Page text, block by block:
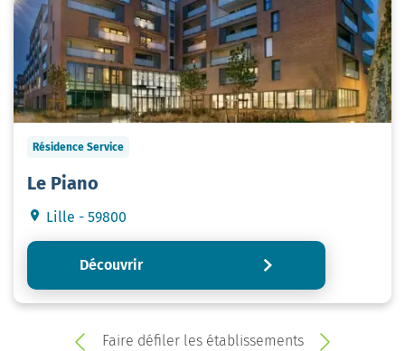
Résidence Service
Le Piano
Lille - 59800
Découvrir
Faire défiler les établissements